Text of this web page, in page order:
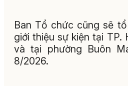
Ban Tổ chức cũng sẽ
giới thiệu sự kiện tại
và tại phường Buôn
8/2026.